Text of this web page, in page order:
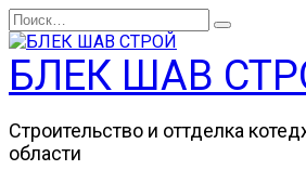
Перейти
к
содержанию
Search
for:
БЛЕК ШАВ
Строительство и оттделка
области